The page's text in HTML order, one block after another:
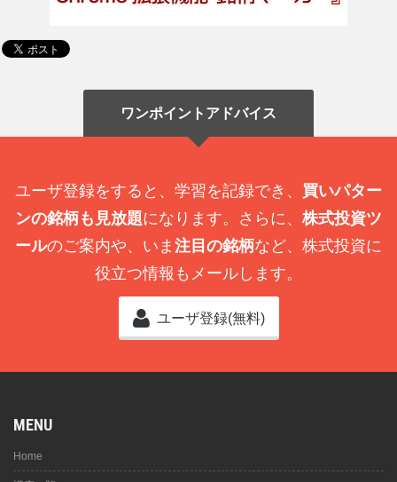
ワンポイントアドバイス
ユーザ登録をすると、学習を記録でき、 買いパター
ンの銘柄も見放題になります。さらに、 株式投資ツ
ールのご案内や、いま 注目の銘柄など、株式投資に
役立つ情報もメールします。
ユーザ登録(無料)
MENU
Home